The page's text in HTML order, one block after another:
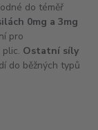
do téměř
0mg a 3mg
pro
Ostatní síly
do běžných typů